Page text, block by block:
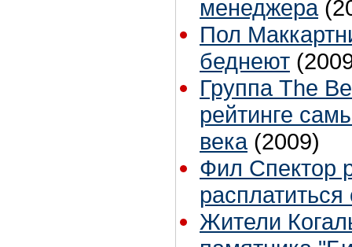
менеджера
Пол
беднеют
Группа The
рейтинге
века (2009)
Фил Спектор
Жители